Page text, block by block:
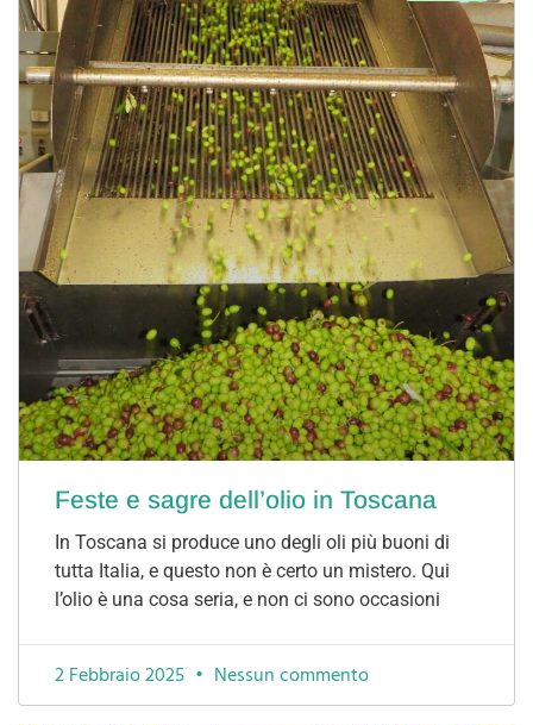
Feste e sagre dell’olio in Toscana
In Toscana si produce uno degli oli più buoni di
tutta Italia, e questo non è certo un mistero. Qui
l’olio è una cosa seria, e non ci sono occasioni
2 Febbraio 2025 Nessun commento